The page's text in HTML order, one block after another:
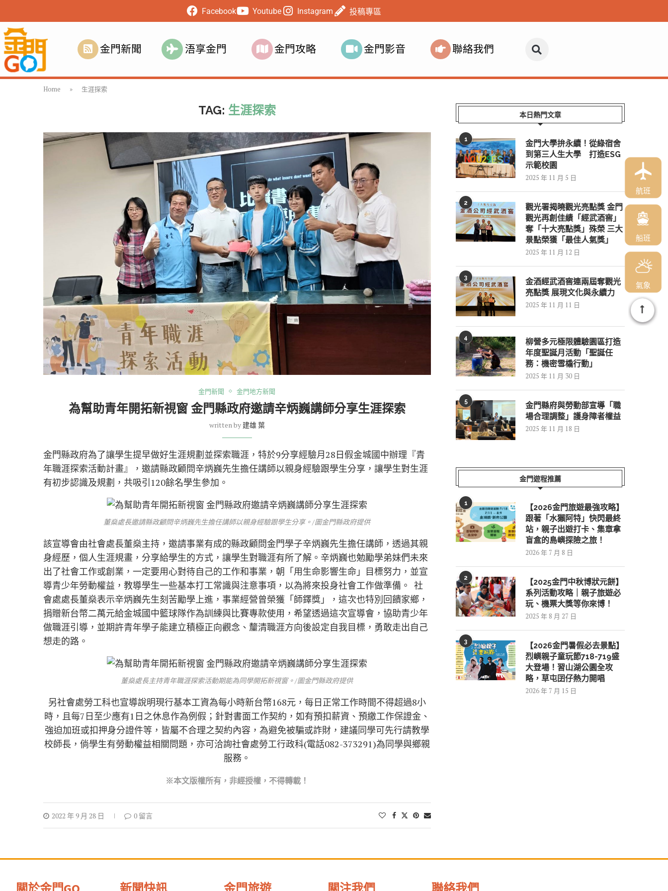
Facebook Youtube Instagram 投稿專區
金門新聞 浯享金門 金門攻略 金門影音 聯絡我們
Home » 生涯探索
TAG: 生涯探索
金門新聞 金門地方新聞
為幫助青年開拓新視窗 金門縣政府邀請辛炳巍講師分享生涯探索
written by 建雄 葉
金門縣政府為了讓學生提早做好生涯規劃並探索職涯，特於9分享經驗月28日假金城國中辦理『青
年職涯探索活動計畫』，邀請縣政顧問辛炳巍先生擔任講師以親身經驗跟學生分享，讓學生對生涯
有初步認識及規劃，共吸引120餘名學生參加。
董燊處長邀請縣政顧問辛炳巍先生擔任講師以親身經驗跟學生分享。/圖金門縣政府提供
該宣導會由社會處長董燊主持，邀請事業有成的縣政顧問金門學子辛炳巍先生擔任講師，透過其親
身經歷，個人生涯規畫，分享給學生的方式，讓學生對職涯有所了解。辛炳巍也勉勵學弟妹們未來
出了社會工作或創業，一定要用心對待自己的工作和事業，朝「用生命影響生命」目標努力，並宣
導青少年勞動權益，教導學生一些基本打工常識與注意事項，以為將來投身社會工作做準備。 社
會處處長董燊表示辛炳巍先生刻苦勵學上進，事業經營曾榮獲「師鐸獎」，這次也特別回饋家鄉，
捐贈新台幣二萬元給金城國中籃球隊作為訓練與比賽專款使用，希望透過這次宣導會，協助青少年
做職涯引導，並期許青年學子能建立積極正向觀念、釐清職涯方向後設定自我目標，勇敢走出自己
想走的路。
董燊處長主持青年職涯探索活動期能為同學開拓新視窗。/圖金門縣政府提供
另社會處勞工科也宣導說明現行基本工資為每小時新台幣168元，每日正常工作時間不得超過8小
時，且每7日至少應有1日之休息作為例假；針對書面工作契約，如有預扣薪資、預繳工作保證金、
強迫加班或扣押身分證件等，皆屬不合理之契約內容，為避免被騙或詐財，建議同學可先行請教學
校師長，倘學生有勞動權益相關問題，亦可洽詢社會處勞工行政科(電話082-373291)為同學與鄉親
服務。
※本文版權所有，非經授權，不得轉載！
2022 年 9 月 28 日 0 留言
本日熱門文章
1
金門大學拚永續！從綠宿舍
到第三人生大學 打造ESG
示範校園
2025 年 11 月 5 日
2
觀光署揭曉觀光亮點獎 金門
觀光再創佳績「經武酒窖」
奪「十大亮點獎」殊榮 三大
景點榮獲「最佳人氣獎」
2025 年 11 月 12 日
3
金酒經武酒窖連兩屆奪觀光
亮點獎 展現文化與永續力
2025 年 11 月 11 日
4
柳營多元極限體驗園區打造
年度聖誕月活動「聖誕任
務：機密雪橇行動」
2025 年 11 月 30 日
5
金門縣府與勞動部宣導「職
場合理調整」護身障者權益
2025 年 11 月 18 日
金門遊程推薦
1
【2026金門旅遊最強攻略】
跟著「水獺阿特」快閃最終
站，親子出遊打卡、集章拿
盲盒的島嶼探險之旅！
2026 年 7 月 8 日
2
【2025金門中秋博狀元餅】
系列活動攻略｜親子旅遊必
玩、機票大獎等你來博！
2025 年 8 月 27 日
3
【2026金門暑假必去景點】
烈嶼親子童玩節718-719盛
大登場！習山湖公園全攻
略，草屯囝仔熱力開唱
2026 年 7 月 15 日
航班
船班
氣象